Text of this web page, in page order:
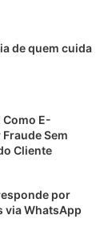
de quem cuida
Como E-
Sem
Cliente
por
via WhatsApp